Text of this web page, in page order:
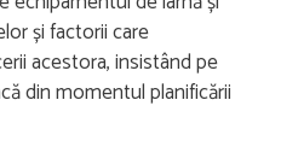
și factorii care
acestora, insistând pe
din momentul planificării